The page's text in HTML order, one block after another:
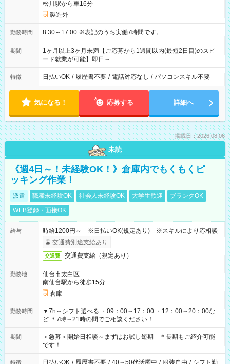
松川駅から車16分
製造外
勤務時間 8:30～17:00 ※表記のうち実働7時間です。
期間
1ヶ月以上3ヶ月未満【ご応募から1週間以内(最短2日目)のスピ
ード就業が可能】即日～
特徴 日払いOK / 履歴書不要 / 電話対応なし / パソコンスキル不要
気になる！ 応募する 詳細へ
掲載日：2026.08.06
未読
《週4日～！未経験OK！》倉庫内でもくもくピ
ッキング作業！
派遣 職種未経験OK 社会人未経験OK 大学生歓迎
ブランクOK
WEB登録・面接OK
給与
時給1200円～ ※日払いOK(規定あり) ※スキルにより応相談
交通費別途支給あり
交通費 交通費支給（規定あり）
勤務地
仙台市太白区
南仙台駅から徒歩15分
倉庫
勤務時間
▼7h～シフト選べる ・09：00～17：00 ・12：00～20：00な
ど ＊7時～21時の間でご相談ください！
期間
＜急募＞開始日相談～まずはお試し短期 ＊長期もご紹介可能
です！
特徴 日払いOK / 履歴書不要 / 40～50代活躍中 / 服装自由 / シフト勤